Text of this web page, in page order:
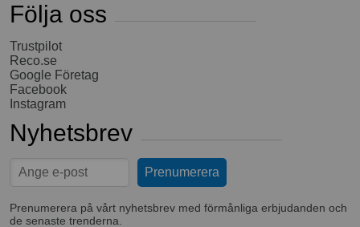
Följa oss
Trustpilot
Reco.se
Google Företag
Facebook
Instagram
Nyhetsbrev
Prenumerera på vårt nyhetsbrev med förmånliga erbjudanden och
de senaste trenderna.